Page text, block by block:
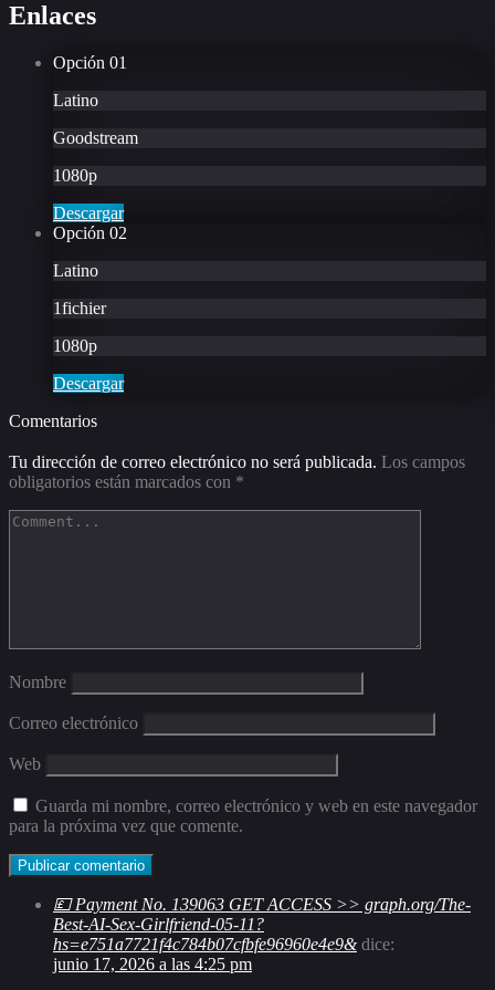
Enlaces
Opción 01
Latino
Goodstream
1080p
Descargar
Opción 02
Latino
1fichier
1080p
Descargar
Comentarios
Tu dirección de correo electrónico no será publicada. Los campos
obligatorios están marcados con *
Nombre
Correo electrónico
Web
Guarda mi nombre, correo electrónico y web en este navegador
para la próxima vez que comente.
💷 Payment No. 139063 GET ACCESS >> graph.org/The-
Best-AI-Sex-Girlfriend-05-11?
hs=e751a7721f4c784b07cfbfe96960e4e9& dice:
junio 17, 2026 a las 4:25 pm